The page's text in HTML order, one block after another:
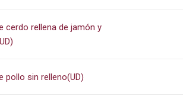
cerdo rellena de jamón y
pollo sin relleno(UD)